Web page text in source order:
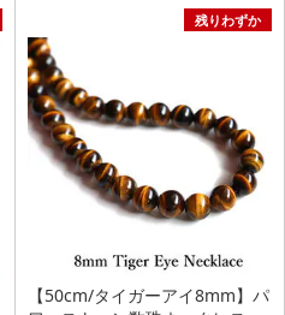
残りわずか
【50cm/タイガーアイ8mm】パ